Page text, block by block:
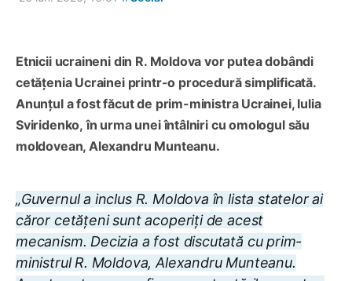
Etnicii ucraineni din R. Moldova vor putea dobândi
cetățenia Ucrainei printr-o procedură simplificată.
Anunțul a fost făcut de prim-ministra Ucrainei, Iulia
Sviridenko, în urma unei întâlniri cu omologul său
moldovean, Alexandru Munteanu.
„Guvernul a inclus R. Moldova în lista statelor ai
căror cetățeni sunt acoperiți de acest
mecanism. Decizia a fost discutată cu prim-
ministrul R. Moldova, Alexandru Munteanu.